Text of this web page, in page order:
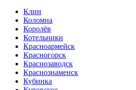
Клин
Коломна
Королёв
Котельники
Красноармейск
Красногорск
Краснозаводск
Краснознаменск
Кубинка